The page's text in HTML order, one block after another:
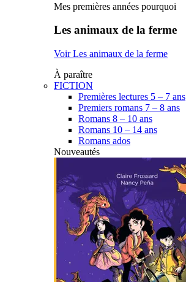
Mes premières années pourquoi
Les animaux de la ferme
Voir Les animaux de la ferme
À paraître
FICTION
Premières lectures 5 – 7 ans
Premiers romans 7 – 8 ans
Romans 8 – 10 ans
Romans 10 – 14 ans
Romans ados
Nouveautés